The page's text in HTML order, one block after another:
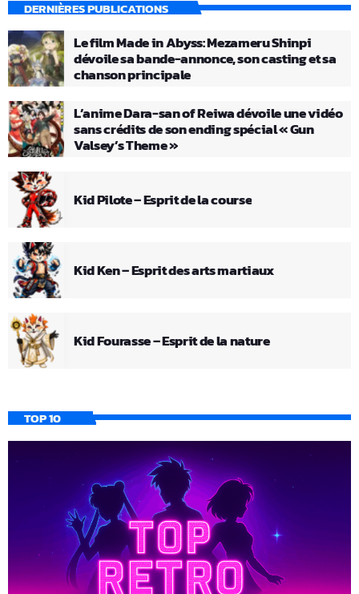
DERNIÈRES PUBLICATIONS
Le film Made in Abyss: Mezameru Shinpi
dévoile sa bande-annonce, son casting et sa
chanson principale
L’anime Dara-san of Reiwa dévoile une vidéo
sans crédits de son ending spécial « Gun
Valsey’s Theme »
Kid Pilote – Esprit de la course
Kid Ken – Esprit des arts martiaux
Kid Fourasse – Esprit de la nature
TOP 10